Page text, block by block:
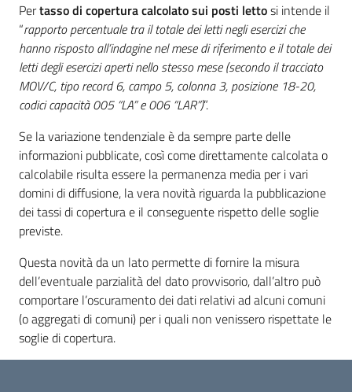
Pertasso di copertura calcolato sui posti lettosi intende il
“rapporto percentuale tra il totale dei letti negli esercizi che
hanno risposto all’indagine nel mese di riferimento e il totale dei
letti degli esercizi aperti nello stesso mese (secondo il tracciato
MOV/C, tipo record 6, campo 5, colonna 3, posizione 18-20,
codici capacità 005 “LA” e 006 “LAR”)”.
Se la variazione tendenziale è da sempre parte delle
informazioni pubblicate, così come direttamente calcolata o
calcolabile risulta essere la permanenza media per i vari
domini di diffusione, la vera novità riguarda la pubblicazione
dei tassi di copertura e il conseguente rispetto delle soglie
previste.
Questa novità da un lato permette di fornire la misura
dell’eventuale parzialità del dato provvisorio, dall’altro può
comportare l’oscuramento dei dati relativi ad alcuni comuni
(o aggregati di comuni) per i quali non venissero rispettate le
soglie di copertura.